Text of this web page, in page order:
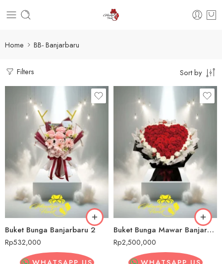
Home BB- Banjarbaru
Filters Sort by
Buket Bunga Banjarbaru 2
Rp532,000
Buket Bunga Mawar Banjarbaru
Rp2,500,000